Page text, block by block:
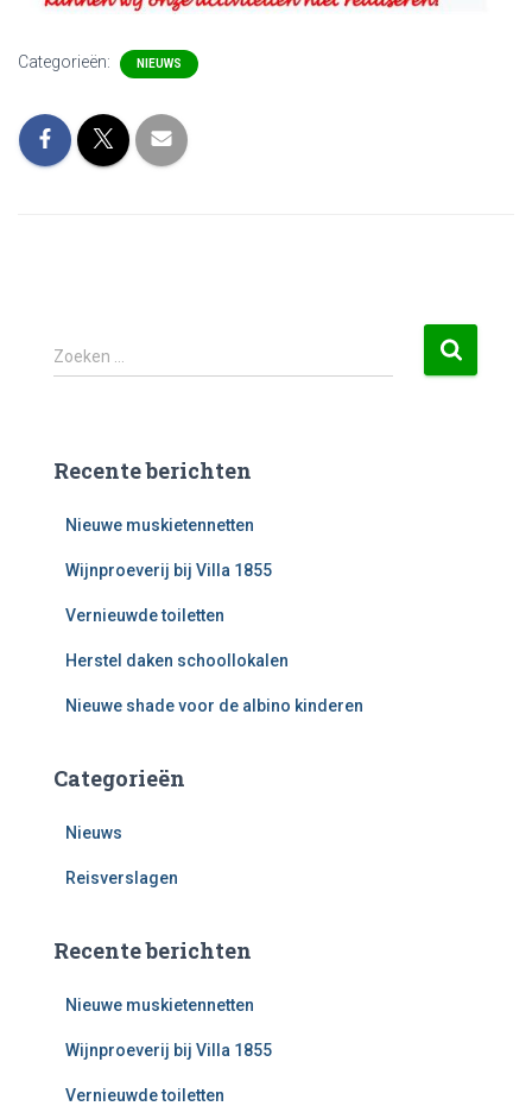
Categorieën: NIEUWS
Zoeken …
Recente berichten
Nieuwe muskietennetten
Wijnproeverij bij Villa 1855
Vernieuwde toiletten
Herstel daken schoollokalen
Nieuwe shade voor de albino kinderen
Categorieën
Nieuws
Reisverslagen
Recente berichten
Nieuwe muskietennetten
Wijnproeverij bij Villa 1855
Vernieuwde toiletten